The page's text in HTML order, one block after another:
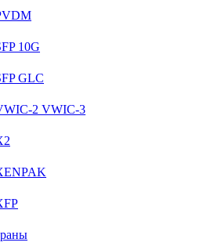
10G
GLC
2 VWIC-3